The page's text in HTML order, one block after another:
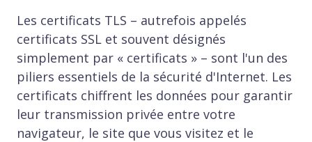
Les certificats TLS – autrefois appelés
certificats SSL et souvent désignés
simplement par « certificats » – sont l'un des
piliers essentiels de la sécurité d'Internet. Les
certificats chiffrent les données pour garantir
leur transmission privée entre votre
navigateur, le site que vous visitez et le